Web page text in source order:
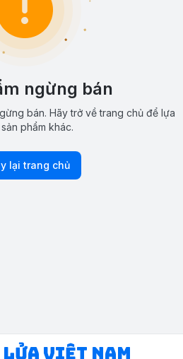
ngừng bán
bán. Hãy trở về trang chủ để lựa
phẩm khác.
lại trang chủ
Việt Nam